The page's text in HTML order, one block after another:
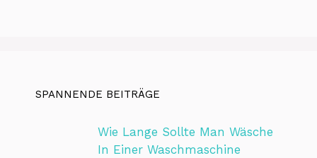
SPANNENDE BEITRÄGE
Wie Lange Sollte Man Wäsche
In Einer Waschmaschine